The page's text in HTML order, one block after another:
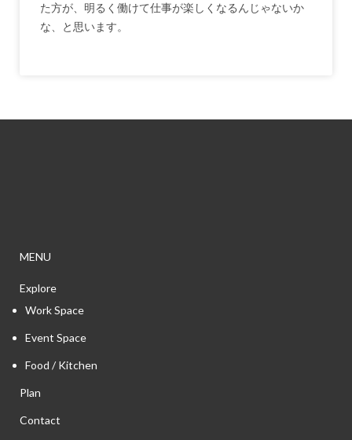
た方が、明るく働けて仕事が楽しくなるんじゃないか
な、と思います。
MENU
Explore
Work Space
Event Space
Food / Kitchen
Plan
Contact